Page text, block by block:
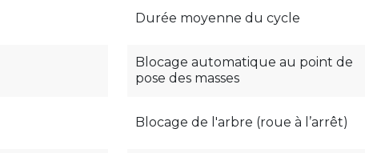
Durée moyenne du cycle
Blocage automatique au point de
pose des masses
Blocage de l'arbre (roue à l’arrêt)